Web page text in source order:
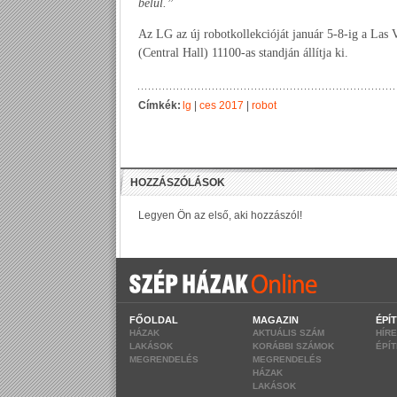
belül.”
Az LG az új robotkollekcióját január 5-8-ig a Las
(Central Hall) 11100-as standján állítja ki.
Címkék: lg ces 2017 robot
FŐOLDAL
HÁZAK
LAKÁSOK
MEGRENDELÉS
MAGAZIN
AKTUÁLIS SZÁM
KORÁBBI SZÁMOK
MEGRENDELÉS
HÁZAK
LAKÁSOK